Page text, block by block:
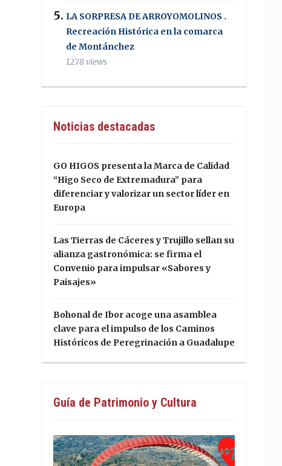
LA SORPRESA DE ARROYOMOLINOS .
Recreación Histórica en la comarca
de Montánchez
1278 views
Noticias destacadas
GO HIGOS presenta la Marca de Calidad
“Higo Seco de Extremadura” para
diferenciar y valorizar un sector líder en
Europa
Las Tierras de Cáceres y Trujillo sellan su
alianza gastronómica: se firma el
Convenio para impulsar «Sabores y
Paisajes»
Bohonal de Ibor acoge una asamblea
clave para el impulso de los Caminos
Históricos de Peregrinación a Guadalupe
Guía de Patrimonio y Cultura